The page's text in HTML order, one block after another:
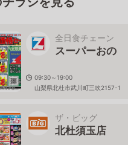
全日食チェーン
スーパーおの
09:30～19:00
山梨県北杜市武川町三吹2157-1
ザ・ビッグ
北杜須玉店